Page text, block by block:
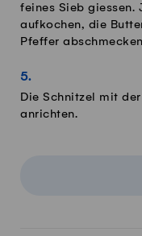
feines Sieb giessen.
aufkochen, die
Pfeffer
Die Schnitzel mit
anrichten.